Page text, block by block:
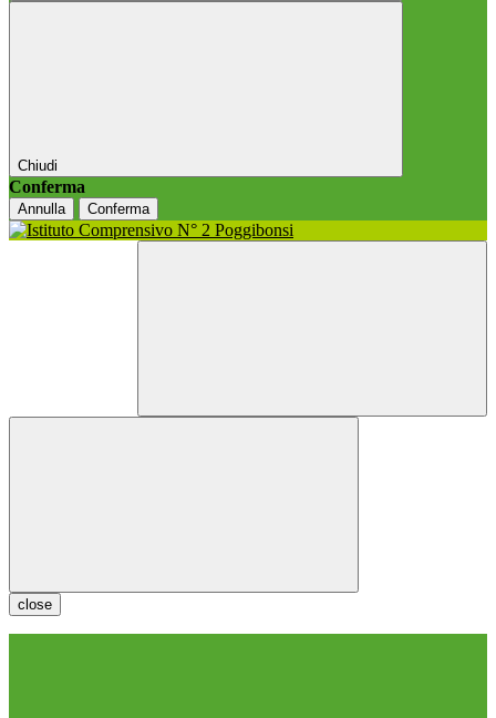
Chiudi
Conferma
Annulla Conferma
close